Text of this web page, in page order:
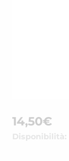
14,50€
Disponibilità: